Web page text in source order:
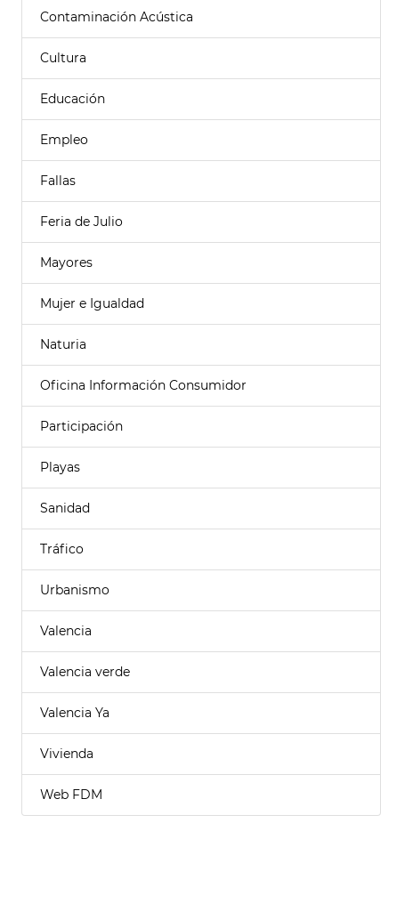
Contaminación Acústica
Cultura
Educación
Empleo
Fallas
Feria de Julio
Mayores
Mujer e Igualdad
Naturia
Oficina Información Consumidor
Participación
Playas
Sanidad
Tráfico
Urbanismo
Valencia
Valencia verde
Valencia Ya
Vivienda
Web FDM